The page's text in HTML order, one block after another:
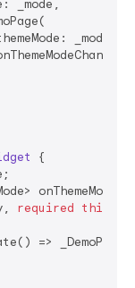
{
required this